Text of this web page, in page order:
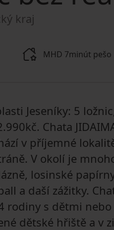
kraj
MHD 7minút pešo
Jeseníky: 5
Chata
v příjemné
V okolí je
losinské
a daší zážitky.
rodiny s dětmi
dětské hřiště a v